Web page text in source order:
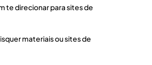
te direcionar para sites de
materiais ou sites de